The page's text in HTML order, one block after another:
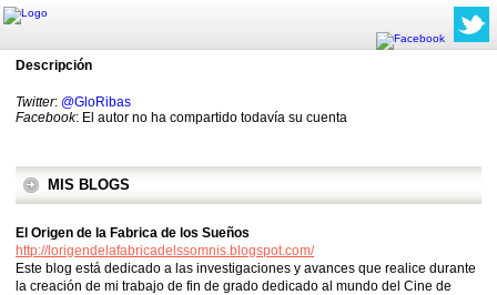
Descripción
Twitter: @GloRibas
Facebook: El autor no ha compartido todavía su cuenta
MIS BLOGS
El Origen de la Fabrica de los Sueños
http://lorigendelafabricadelssomnis.blogspot.com/
Este blog está dedicado a las investigaciones y avances que realice durante
la creación de mi trabajo de fin de grado dedicado al mundo del Cine de